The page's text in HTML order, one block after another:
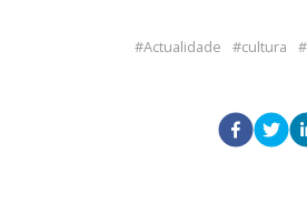
Actualidade cultura